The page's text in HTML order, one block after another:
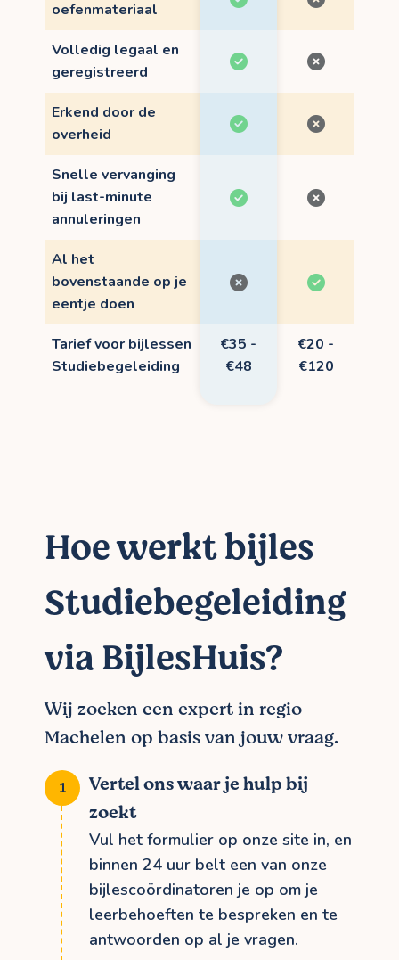
oefenmateriaal
Volledig legaal en
geregistreerd
Erkend door de
overheid
Snelle vervanging
bij last-minute
annuleringen
Al het
bovenstaande op je
eentje doen
Tarief voor bijlessen
Studiebegeleiding
€35 -
€48
€20 -
€120
Hoe werkt bijles
Studiebegeleiding
via BijlesHuis?
Wij zoeken een expert in regio
Machelen op basis van jouw vraag.
Vertel ons waar je hulp bij
zoekt
Vul het formulier op onze site in, en
binnen 24 uur belt een van onze
bijlescoördinatoren je op om je
leerbehoeften te bespreken en te
antwoorden op al je vragen.